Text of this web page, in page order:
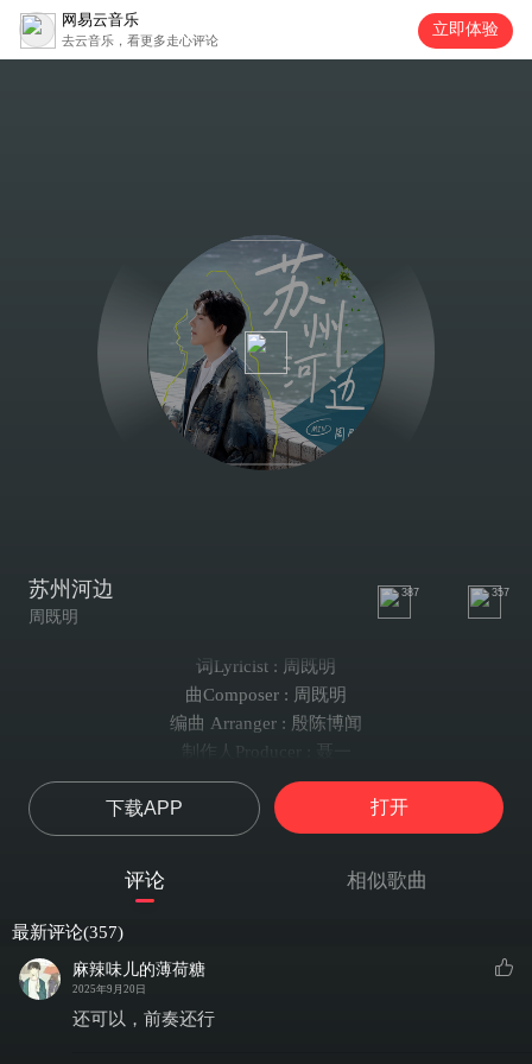
网易云音乐
去云音乐，看更多走心评论
立即体验
苏州河边
周既明
387 357
词Lyricist : 周既明
曲Composer : 周既明
编曲 Arranger : 殷陈博闻
制作人Producer : 聂一
吉他Guitar : 石俊凯
配唱制作人Vocal Producer : 聂一
混音师Mixing Engineer : 聂一
弦乐监制String Producer : 刘辉
视觉设计Visual Design : 事事
制作统筹Production Coordination : 冰冰
下载APP 打开
评论 相似歌曲
最新评论(357)
麻辣味儿的薄荷糖
2025年9月20日
还可以，前奏还行